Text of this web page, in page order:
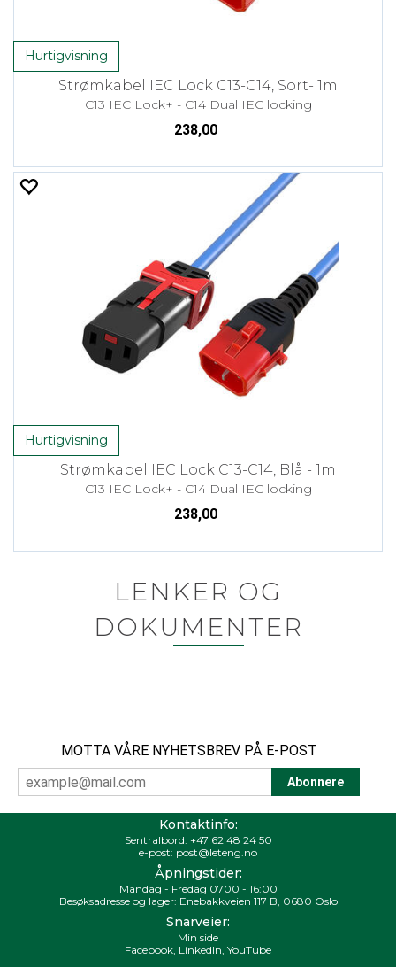
Hurtigvisning
Strømkabel IEC Lock C13-C14, Sort- 1m
C13 IEC Lock+ - C14 Dual IEC locking
238,00
Hurtigvisning
Strømkabel IEC Lock C13-C14, Blå - 1m
C13 IEC Lock+ - C14 Dual IEC locking
238,00
LENKER OG
DOKUMENTER
MOTTA VÅRE NYHETSBREV PÅ E-POST
Kontaktinfo:
Sentralbord: +47 62 48 24 50
e-post: post@leteng.no
Åpningstider:
Mandag - Fredag 0700 - 16:00
Besøksadresse og lager: Enebakkveien 117 B, 0680 Oslo
Snarveier:
Min side
Facebook, LinkedIn, YouTube